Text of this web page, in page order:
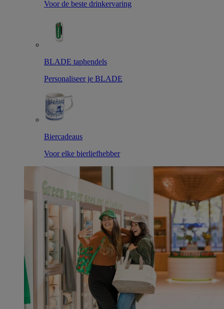
Voor de beste drinkervaring
BLADE taphendels
Personaliseer je BLADE
Biercadeaus
Voor elke bierliefhebber